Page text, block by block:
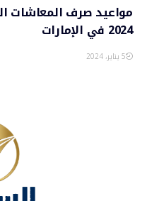
مواعيد صرف المعاشات
2024 في الإمارات
5 يناير، 2024